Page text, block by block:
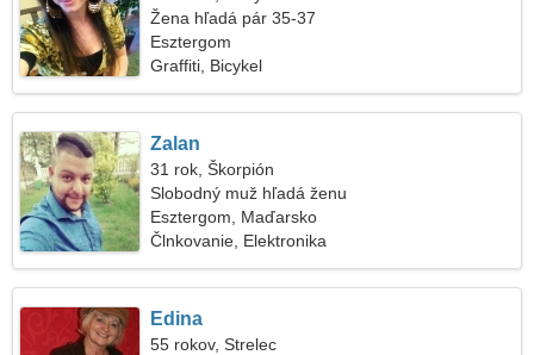
Žena hľadá pár 35-37
Esztergom
Graffiti, Bicykel
Zalan
31 rok, Škorpión
Slobodný muž hľadá ženu
Esztergom, Maďarsko
Člnkovanie, Elektronika
Edina
55 rokov, Strelec